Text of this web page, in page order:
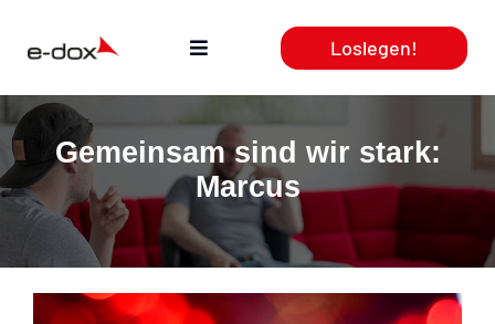
Inhalt
Toggle
Aktuelles
Leistungen
Produkte
Loslegen!
Gemeinsam sind wir stark:
Marcus